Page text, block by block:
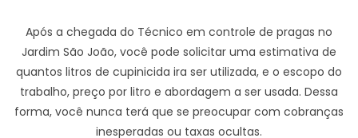
Após a chegada do Técnico em controle de pragas no
Jardim São João, você pode solicitar uma estimativa de
quantos litros de cupinicida ira ser utilizada, e o escopo do
trabalho, preço por litro e abordagem a ser usada. Dessa
forma, você nunca terá que se preocupar com cobranças
inesperadas ou taxas ocultas.